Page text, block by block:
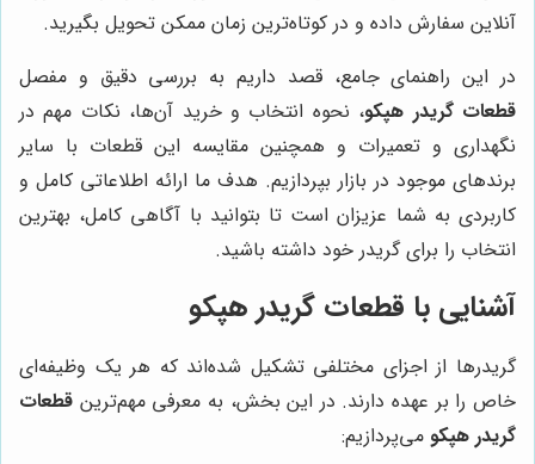
آنلاین سفارش داده و در کوتاه‌ترین زمان ممکن تحویل بگیرید.
در این راهنمای جامع، قصد داریم به بررسی دقیق و مفصل
قطعات گریدر هپکو، نحوه انتخاب و خرید آن‌ها، نکات مهم در
نگهداری و تعمیرات و همچنین مقایسه این قطعات با سایر
برندهای موجود در بازار بپردازیم. هدف ما ارائه اطلاعاتی کامل و
کاربردی به شما عزیزان است تا بتوانید با آگاهی کامل، بهترین
انتخاب را برای گریدر خود داشته باشید.
آشنایی با قطعات گریدر هپکو
گریدرها از اجزای مختلفی تشکیل شده‌اند که هر یک وظیفه‌ای
خاص را بر عهده دارند. در این بخش، به معرفی مهم‌ترین قطعات
گریدر هپکو می‌پردازیم: